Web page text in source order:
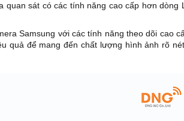
sát có các tính năng cao cấp hơn dòng
Samsung với các tính năng theo dõi cao
quả để mang đến chất lượng hình ảnh rõ